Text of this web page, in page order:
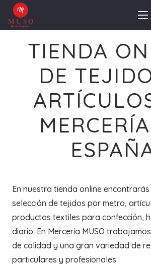
TIENDA
DE
En nuestra tienda online
selección de tejidos por metro,
productos textiles para confección,
diario. En Mercería MUSO
de calidad y una gran variedad de
particulares y profesionales.